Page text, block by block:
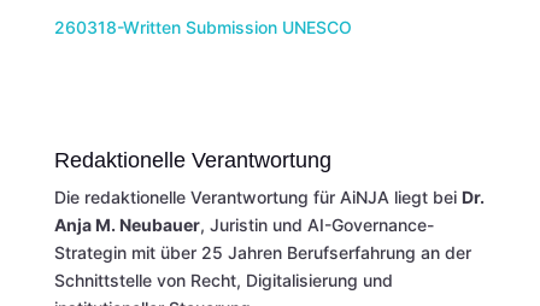
260318-Written Submission UNESCO
Redaktionelle Verantwortung
Die redaktionelle Verantwortung für AiNJA liegt bei Dr.
Anja M. Neubauer, Juristin und AI-Governance-
Strategin mit über 25 Jahren Berufserfahrung an der
Schnittstelle von Recht, Digitalisierung und